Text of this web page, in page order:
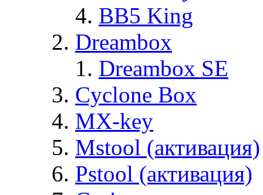
BB5 King
Dreambox
Dreambox SE
Cyclone Box
MX-key
Mstool (активация)
Pstool (активация)